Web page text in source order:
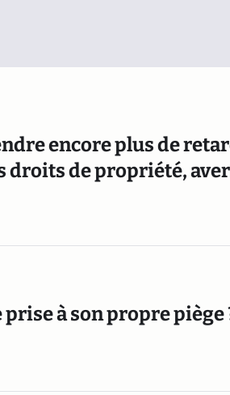
encore plus de
droits de propriété,
à son propre piège